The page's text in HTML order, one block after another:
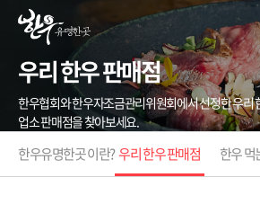
우리 한우 판매점
한우협회와 한우자조금관리위원회에서 선정한 우리
업소 판매점을 찾아보세요.
한우유명한곳 이란?우리 한우 판매점 한우 먹